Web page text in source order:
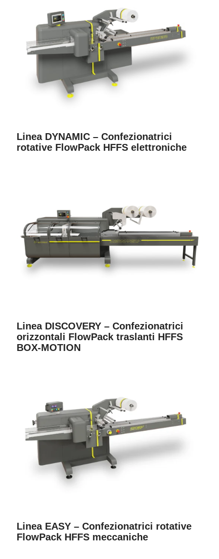
Linea DYNAMIC – Confezionatrici
rotative FlowPack HFFS elettroniche
Linea DISCOVERY – Confezionatrici
orizzontali FlowPack traslanti HFFS
BOX-MOTION
Linea EASY – Confezionatrici rotative
FlowPack HFFS meccaniche